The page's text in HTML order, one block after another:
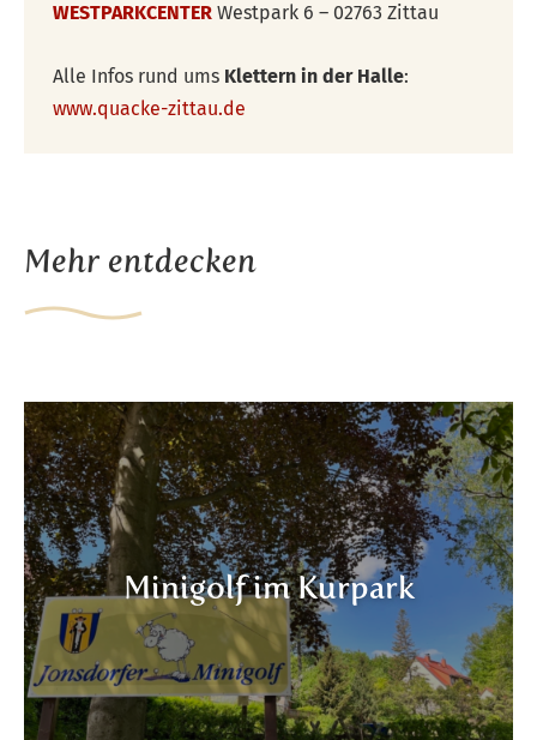
WESTPARKCENTER Westpark 6 – 02763 Zittau
Alle Infos rund ums Klettern in der Halle:
www.quacke-zittau.de
Mehr entdecken
Minigolf im Kurpark